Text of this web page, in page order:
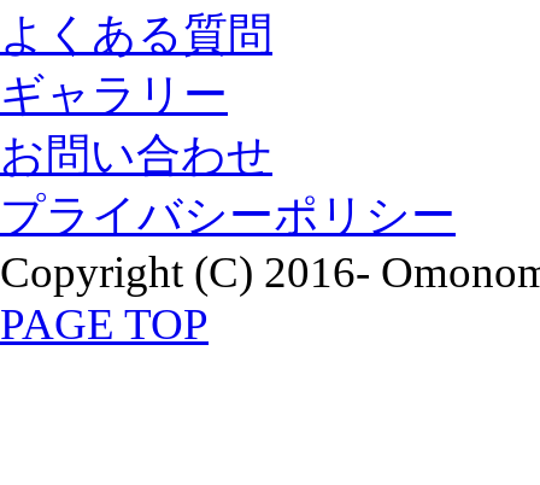
よくある質問
ギャラリー
お問い合わせ
プライバシーポリシー
Copyright (C) 2016-
PAGE TOP